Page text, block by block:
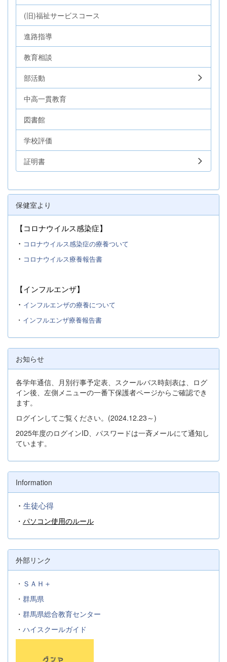
(旧)福祉サービスコース
進路指導
教育相談
部活動
中高一貫教育
図書館
学校評価
証明書
保健室より
【コロナウイルス感染症】
・ コロナウイルス感染症の療養ついて
・ コロナウイルス療養報告書
【インフルエンザ】
・ インフルエンザの療養について
・ インフルエンザ療養報告書
お知らせ
各学年通信、月別行事予定表、スクールバス時刻表は、ログ
イン後、左側メニューの一番下保護者ページからご確認でき
ます。
ログインしてご覧ください。(2024.12.23～)
2025年度のログインID、パスワードは一斉メールにて通知し
ています。
Information
・ 生徒心得
・ パソコン使用のルール
外部リンク
・ ＳＡＨ＋
・ 群馬県
・ 群馬県総合教育センター
・ ハイスクールガイド